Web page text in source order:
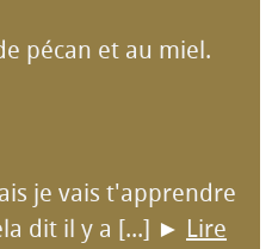
pécan et au miel.
je vais t'apprendre
dit il y a [...] ► Lire